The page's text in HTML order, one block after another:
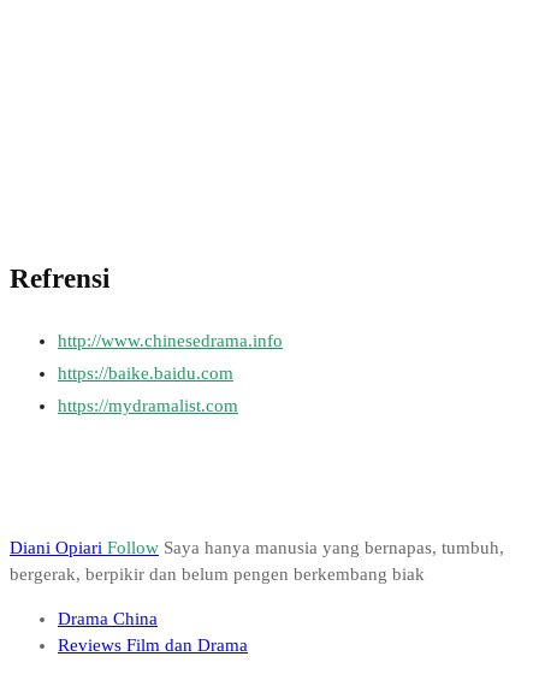
Refrensi
http://www.chinesedrama.info
https://baike.baidu.com
https://mydramalist.com
Diani Opiari Follow Saya hanya manusia yang bernapas, tumbuh,
bergerak, berpikir dan belum pengen berkembang biak
Drama China
Reviews Film dan Drama